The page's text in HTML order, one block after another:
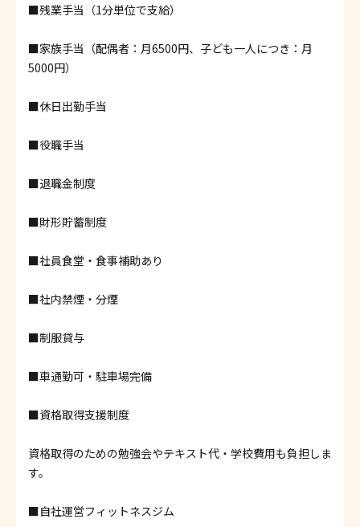
■残業手当（1分単位で支給）
■家族手当（配偶者：月6500円、子ども一人につき：月
5000円）
■休日出勤手当
■役職手当
■退職金制度
■財形貯蓄制度
■社員食堂・食事補助あり
■社内禁煙・分煙
■制服貸与
■車通勤可・駐車場完備
■資格取得支援制度
資格取得のための勉強会やテキスト代・学校費用も負担しま
す。
■自社運営フィットネスジム